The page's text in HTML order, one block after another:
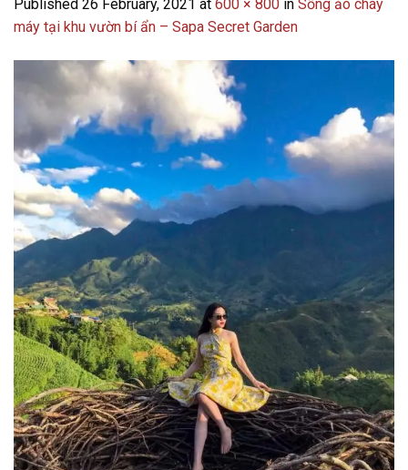
Published 26 February, 2021 at 600 × 800 in Sống ảo cháy
máy tại khu vườn bí ẩn – Sapa Secret Garden